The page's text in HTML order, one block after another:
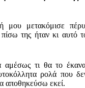
μου μετακόμισε
της ήταν κι αυτό
αμέσως τι θα το
ρολά
αποθηκεύσω εκεί.